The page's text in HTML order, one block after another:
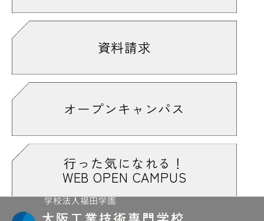
資料請求
オープンキャンパス
行った気になれる！
WEB OPEN CAMPUS